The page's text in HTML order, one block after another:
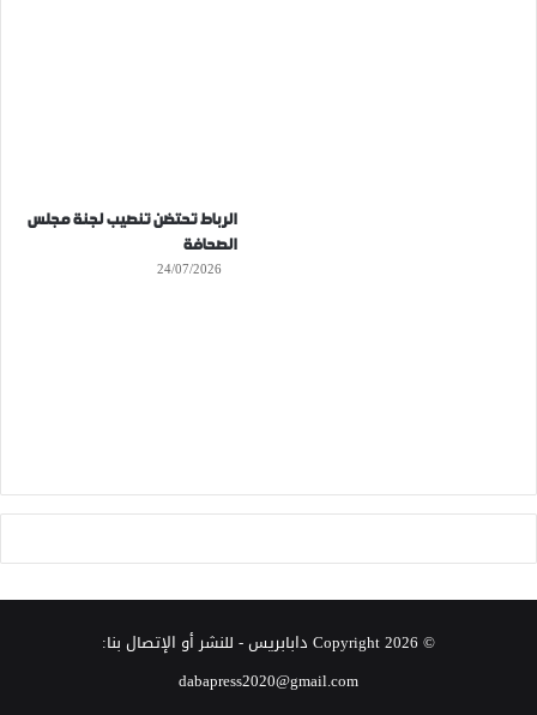
الرباط تحتضن تنصيب لجنة مجلس
الصحافة
24/07/2026
© Copyright 2026 دابابريس- للنشر أو الإتصال بنا:
dabapress2020@gmail.com